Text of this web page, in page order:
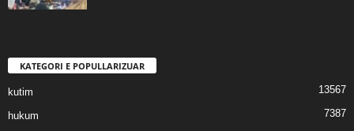
KATEGORI E POPULLARIZUAR
kutim 13567
hukum
7387